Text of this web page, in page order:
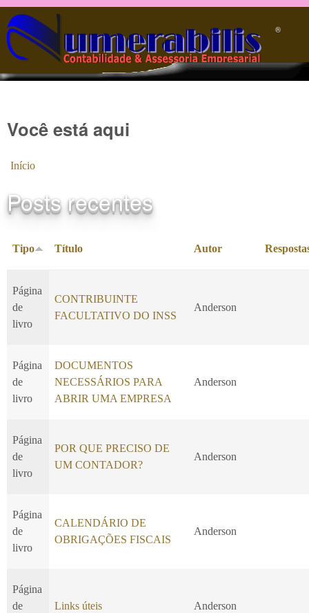
Pular para o conteúdo principal
®️
Você está aqui
Início
Posts recentes
Tipo Título Autor
Página
de
livro
CONTRIBUINTE
FACULTATIVO DO INSS
Anderson
Página
de
livro
DOCUMENTOS
NECESSÁRIOS PARA
ABRIR UMA EMPRESA
Anderson
Página
de
livro
POR QUE PRECISO DE
UM CONTADOR?
Anderson
Página
de
livro
CALENDÁRIO DE
OBRIGAÇÕES FISCAIS
Anderson
Página
de
Links úteis Anderson